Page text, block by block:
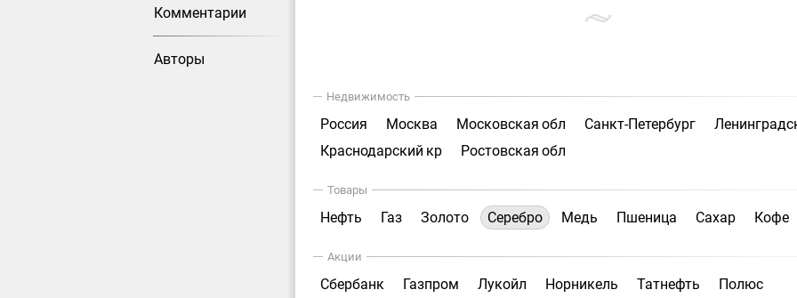
Комментарии
Авторы
Недвижимость
Россия Москва Московская обл Санкт-Петербург
Краснодарский кр
Ростовская обл
Товары
Нефть Газ Золото Серебро Медь Пшеница Сахар Кофе
Акции
Сбербанк Газпром Лукойл Норникель Татнефть Полюс